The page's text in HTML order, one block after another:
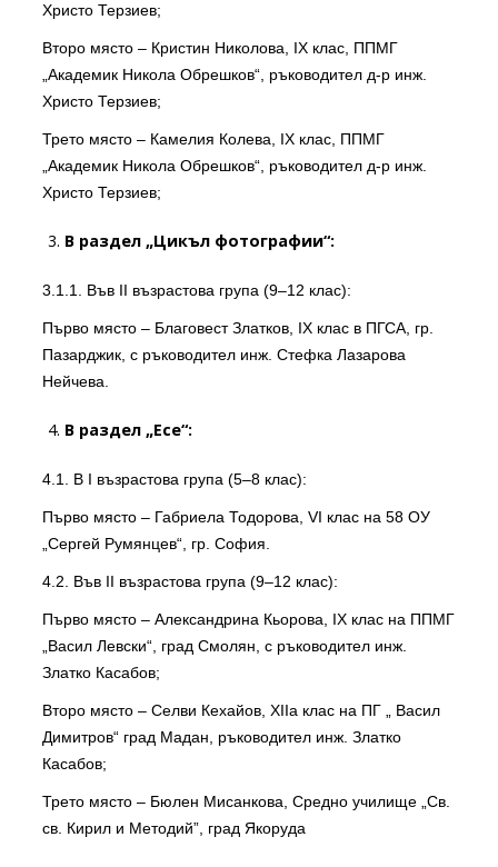
Христо Терзиев;
Второ място – Кристин Николова, IX клас, ППМГ
„Академик Никола Обрешков“, ръководител д-р инж.
Христо Терзиев;
Трето място – Камелия Колева, IX клас, ППМГ
„Академик Никола Обрешков“, ръководител д-р инж.
Христо Терзиев;
В раздел „Цикъл фотографии“:
3.1.1. Във II възрастова група (9–12 клас):
Първо място – Благовест Златков, IX клас в ПГСА, гр.
Пазарджик, с ръководител инж. Стефка Лазарова
Нейчева.
В раздел „Есе“:
4.1. В I възрастова група (5–8 клас):
Първо място – Габриела Тодорова, VI клас на 58 ОУ
„Сергей Румянцев“, гр. София.
4.2. Във II възрастова група (9–12 клас):
Първо място – Александрина Кьорова, IX клас на ППМГ
„Васил Левски“, град Смолян, с ръководител инж.
Златко Касабов;
Второ място – Селви Кехайов, XIIа клас на ПГ „ Васил
Димитров“ град Мадан, ръководител инж. Златко
Касабов;
Трето място – Бюлен Мисанкова, Средно училище „Св.
св. Кирил и Методий”, град Якоруда